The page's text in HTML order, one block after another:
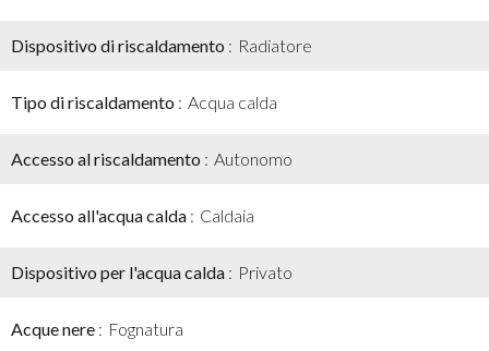
Dispositivo di riscaldamento Radiatore
Tipo di riscaldamento Acqua calda
Accesso al riscaldamento Autonomo
Accesso all'acqua calda Caldaia
Dispositivo per l'acqua calda Privato
Acque nere Fognatura